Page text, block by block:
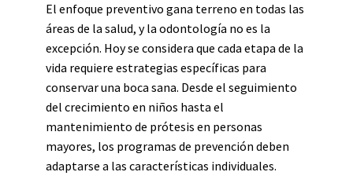
El enfoque preventivo gana terreno en todas las
áreas de la salud, y la odontología no es la
excepción. Hoy se considera que cada etapa de la
vida requiere estrategias específicas para
conservar una boca sana. Desde el seguimiento
del crecimiento en niños hasta el
mantenimiento de prótesis en personas
mayores, los programas de prevención deben
adaptarse a las características individuales.